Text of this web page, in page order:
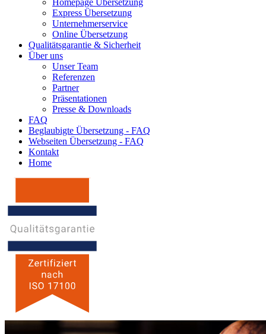
Express Übersetzung
Unternehmerservice
Online Übersetzung
Qualitätsgarantie & Sicherheit
Über uns
Unser Team
Referenzen
Partner
Präsentationen
Presse & Downloads
FAQ
Beglaubigte Übersetzung - FAQ
Webseiten Übersetzung - FAQ
Kontakt
Home